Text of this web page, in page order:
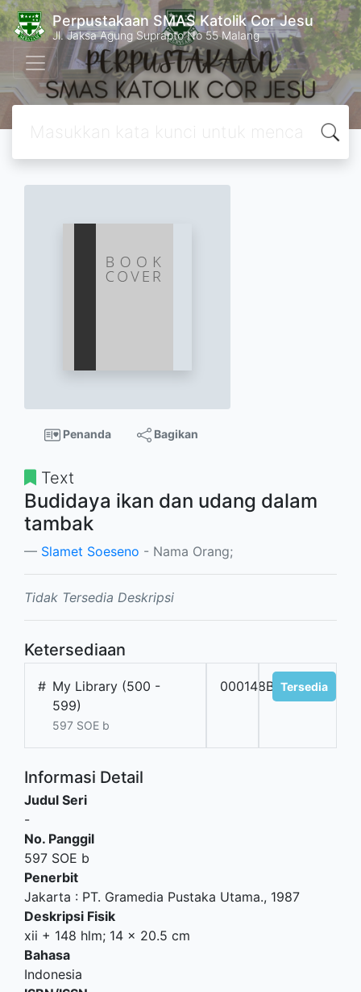
Perpustakaan SMAS Katolik Cor Jesu
Jl. Jaksa Agung Suprapto No 55 Malang
Penanda Bagikan
Text
Budidaya ikan dan udang dalam
tambak
Slamet Soeseno - Nama Orang;
Tidak Tersedia Deskripsi
Ketersediaan
# My Library (500 -
599)
597 SOE b
000148B Tersedia
Informasi Detail
Judul Seri
-
No. Panggil
597 SOE b
Penerbit
Jakarta : PT. Gramedia Pustaka Utama., 1987
Deskripsi Fisik
xii + 148 hlm; 14 x 20.5 cm
Bahasa
Indonesia